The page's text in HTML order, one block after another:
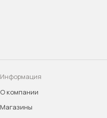
Информация
О компании
Магазины